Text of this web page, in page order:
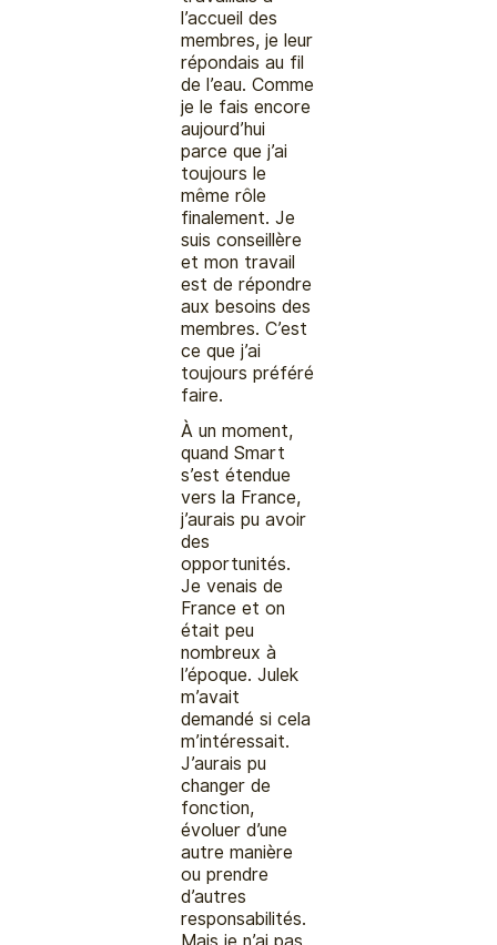
l’accueil des
membres, je leur
répondais au fil
de l’eau. Comme
je le fais encore
aujourd’hui
parce que j’ai
toujours le
même rôle
finalement. Je
suis conseillère
et mon travail
est de répondre
aux besoins des
membres. C’est
ce que j’ai
toujours préféré
faire.
À un moment,
quand Smart
s’est étendue
vers la France,
j’aurais pu avoir
des
opportunités.
Je venais de
France et on
était peu
nombreux à
l’époque. Julek
m’avait
demandé si cela
m’intéressait.
J’aurais pu
changer de
fonction,
évoluer d’une
autre manière
ou prendre
d’autres
responsabilités.
Mais je n’ai pas